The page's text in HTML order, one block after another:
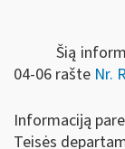
Šią
04-06 rašte Nr.
Informaciją
Teisės